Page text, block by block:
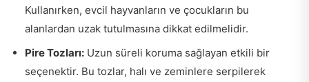
Kullanırken, evcil hayvanların ve çocukların bu
alanlardan uzak tutulmasına dikkat edilmelidir.
Pire Tozları: Uzun süreli koruma sağlayan etkili bir
seçenektir. Bu tozlar, halı ve zeminlere serpilerek